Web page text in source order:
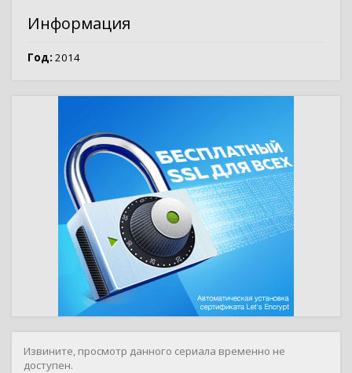
Информация
Год: 2014
Извините, просмотр данного сериала временно не
доступен.